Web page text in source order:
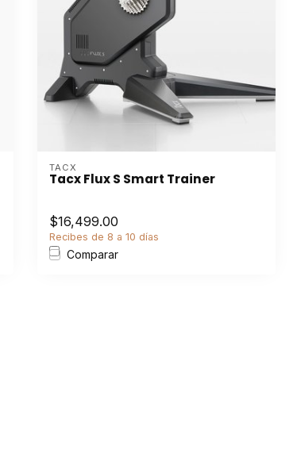
TACX
Tacx Flux S Smart Trainer
$16,499.00
Recibes de 8 a 10 días
Comparar